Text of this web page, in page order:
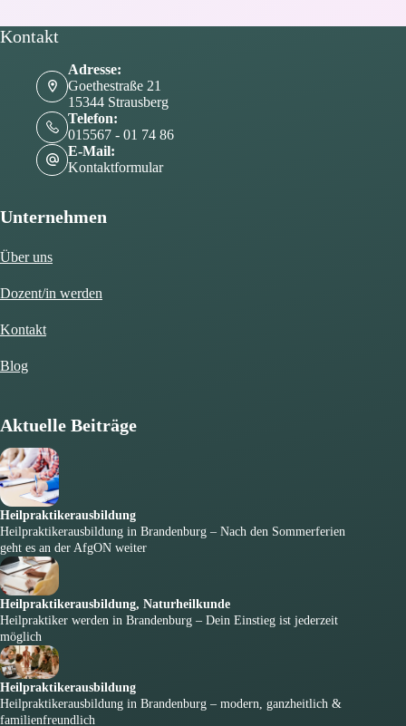
Kontakt
Adresse:
Goethestraße 21
15344 Strausberg
Telefon:
015567 - 01 74 86
E-Mail:
Kontaktformular
Unternehmen
Über uns
Dozent/in werden
Kontakt
Blog
Aktuelle Beiträge
Heilpraktikerausbildung
Heilpraktikerausbildung in Brandenburg – Nach den Sommerferien
geht es an der AfgON weiter
Heilpraktikerausbildung, Naturheilkunde
Heilpraktiker werden in Brandenburg – Dein Einstieg ist jederzeit
möglich
Heilpraktikerausbildung
Heilpraktikerausbildung in Brandenburg – modern, ganzheitlich &
familienfreundlich